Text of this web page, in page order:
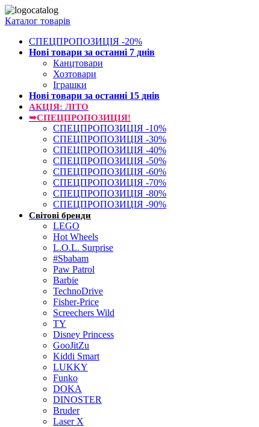
Каталог товарів
СПЕЦПРОПОЗИЦІЯ -20%
Нові товари за останнi 7 днiв
Канцтовари
Хозтовари
Іграшки
Нові товари за останнi 15 днiв
АКЦІЯ: ЛІТО
➥СПЕЦПРОПОЗИЦІЯ!
СПЕЦПРОПОЗИЦІЯ -10%
СПЕЦПРОПОЗИЦІЯ -30%
СПЕЦПРОПОЗИЦІЯ -40%
СПЕЦПРОПОЗИЦІЯ -50%
СПЕЦПРОПОЗИЦІЯ -60%
СПЕЦПРОПОЗИЦІЯ -70%
СПЕЦПРОПОЗИЦІЯ -80%
СПЕЦПРОПОЗИЦІЯ -90%
Світові бренди
LEGO
Hot Wheels
L.O.L. Surprise
#Sbabam
Paw Patrol
Barbie
TechnoDrive
Fisher-Price
Screechers Wild
TY
Disney Princess
GooJitZu
Kiddi Smart
LUKKY
Funko
DOKA
DINOSTER
Bruder
Laser X